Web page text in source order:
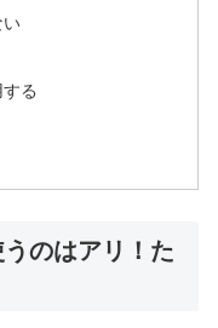
い
る
のはアリ！た